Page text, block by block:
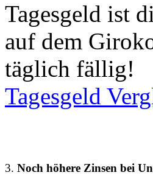
Tagesgeld ist
auf dem
täglich fällig!
Tagesgeld
3. Noch höhere Zinsen bei